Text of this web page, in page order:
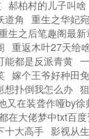
郝柏村的儿子叫啥
道角 重生之华妃
生之后笔趣阁最
重返木叶27天给
能都是反派青黄
嫁个王爷好种田
想扑倒我怎么办
又在装聋作哑by徐
在大佬梦中txt百
十大高手 影视从